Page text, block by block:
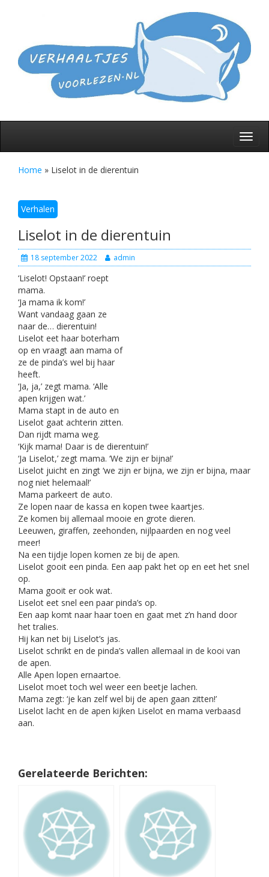
Home » Liselot in de dierentuin
Verhalen
Liselot in de dierentuin
18 september 2022 admin
‘Liselot! Opstaan!’ roept
mama.
‘Ja mama ik kom!’
Want vandaag gaan ze
naar de… dierentuin!
Liselot eet haar boterham
op en vraagt aan mama of
ze de pinda’s wel bij haar
heeft.
‘Ja, ja,’ zegt mama. ‘Alle
apen krijgen wat.’
Mama stapt in de auto en
Liselot gaat achterin zitten.
Dan rijdt mama weg.
‘Kijk mama! Daar is de dierentuin!’
‘Ja Liselot,’ zegt mama. ‘We zijn er bijna!’
Liselot juicht en zingt ‘we zijn er bijna, we zijn er bijna, maar
nog niet helemaal!’
Mama parkeert de auto.
Ze lopen naar de kassa en kopen twee kaartjes.
Ze komen bij allemaal mooie en grote dieren.
Leeuwen, giraffen, zeehonden, nijlpaarden en nog veel
meer!
Na een tijdje lopen komen ze bij de apen.
Liselot gooit een pinda. Een aap pakt het op en eet het snel
op.
Mama gooit er ook wat.
Liselot eet snel een paar pinda’s op.
Een aap komt naar haar toen en gaat met z’n hand door
het tralies.
Hij kan net bij Liselot’s jas.
Liselot schrikt en de pinda’s vallen allemaal in de kooi van
de apen.
Alle Apen lopen ernaartoe.
Liselot moet toch wel weer een beetje lachen.
Mama zegt: ‘je kan zelf wel bij de apen gaan zitten!’
Liselot lacht en de apen kijken Liselot en mama verbaasd
aan.
Gerelateerde Berichten: